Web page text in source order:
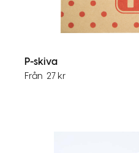
P-skiva
Från 27 kr